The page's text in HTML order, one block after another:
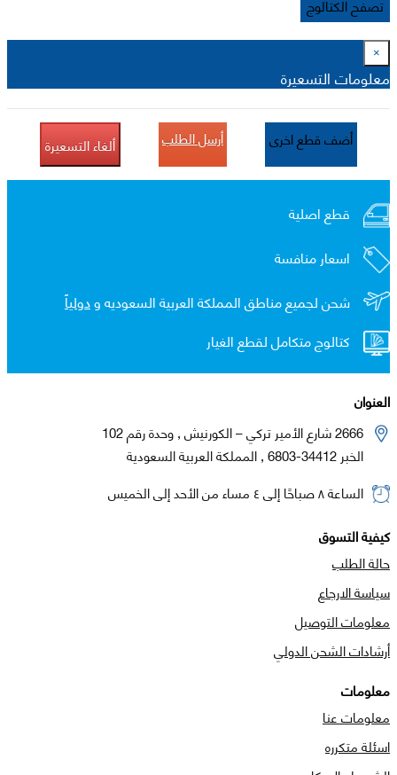
تصفح الكتالوج
×
معلومات التسعيرة
أضف قطع اخرى أرسل الطلب ألغاء التسعيرة
قطع اصلية
اسعار منافسة
شحن لجميع مناطق المملكة العربية السعوديه ودولياً
كتالوج متكامل لقطع الغيار
العنوان
2666 شارع الأمير تركي – الكورنيش , وحدة رقم 102
الخبر 34412-6803 , المملكة العربية السعودية
الساعة ٨ صباحًا إلى ٤ مساء من الأحد إلى الخميس
كيفية التسوق
حالة الطلب
سياسة الارجاع
معلومات التوصيل
أرشادات الشحن الدولي
معلومات
معلومات عنا
اسئلة متكرره